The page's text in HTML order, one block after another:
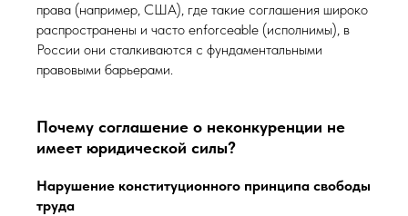
права (например, США), где такие соглашения широко
распространены и часто enforceable (исполнимы), в
России они сталкиваются с фундаментальными
правовыми барьерами.
Почему соглашение о неконкуренции не
имеет юридической силы?
Нарушение конституционного принципа свободы
труда